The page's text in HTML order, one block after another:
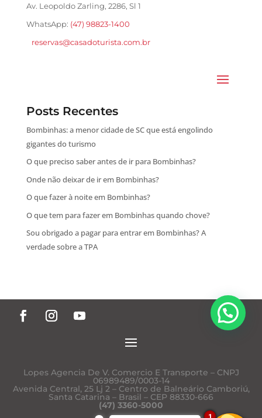
Av. Leopoldo Zarling, 2286, Sl 1
WhatsApp: (47) 98823-1400
reservas@casadoturista.com.br
Posts Recentes
Bombinhas: a menor cidade de SC que está engolindo
gigantes do turismo
O que preciso saber antes de ir para Bombinhas?
Onde não deixar de ir em Bombinhas?
O que fazer à noite em Bombinhas?
O que tem para fazer em Bombinhas quando chove?
Sou obrigado a pagar para entrar em Bombinhas? A
verdade sobre a TPA
Lopes Agencia De V. Comercio E Transporte – CNPJ
06989489/0003-14
Avenida Central, 25 Lj 2 – Centro de Balneário Camboriú,
Santa Catarina – Brasil – CEP 88330-666
(47) 3360-5000